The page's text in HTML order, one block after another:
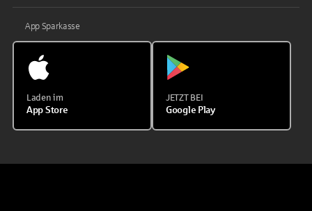
App Sparkasse
Laden im
App Store
JETZT BEI
Google Play